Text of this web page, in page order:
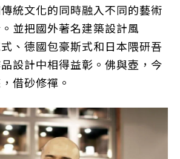
統文化的同時融入不同的藝術
並把國外著名建築設計風
、德國包豪斯式和日本隈研吾
設計中相得益彰。佛與壺，今
借砂修禪。